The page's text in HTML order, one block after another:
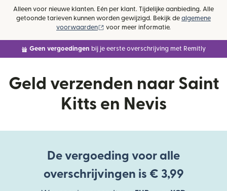
Alleen voor nieuwe klanten. Eén per klant. Tijdelijke aanbieding. Alle
getoonde tarieven kunnen worden gewijzigd. Bekijk de algemene
voorwaarden
(wordt geopend in een nieuw venster)
voor meer informatie.
Geen vergoedingen bij je eerste overschrijving met Remitly
Geld verzenden naar Saint
Kitts en Nevis
De vergoeding voor alle
overschrijvingen is € 3,99